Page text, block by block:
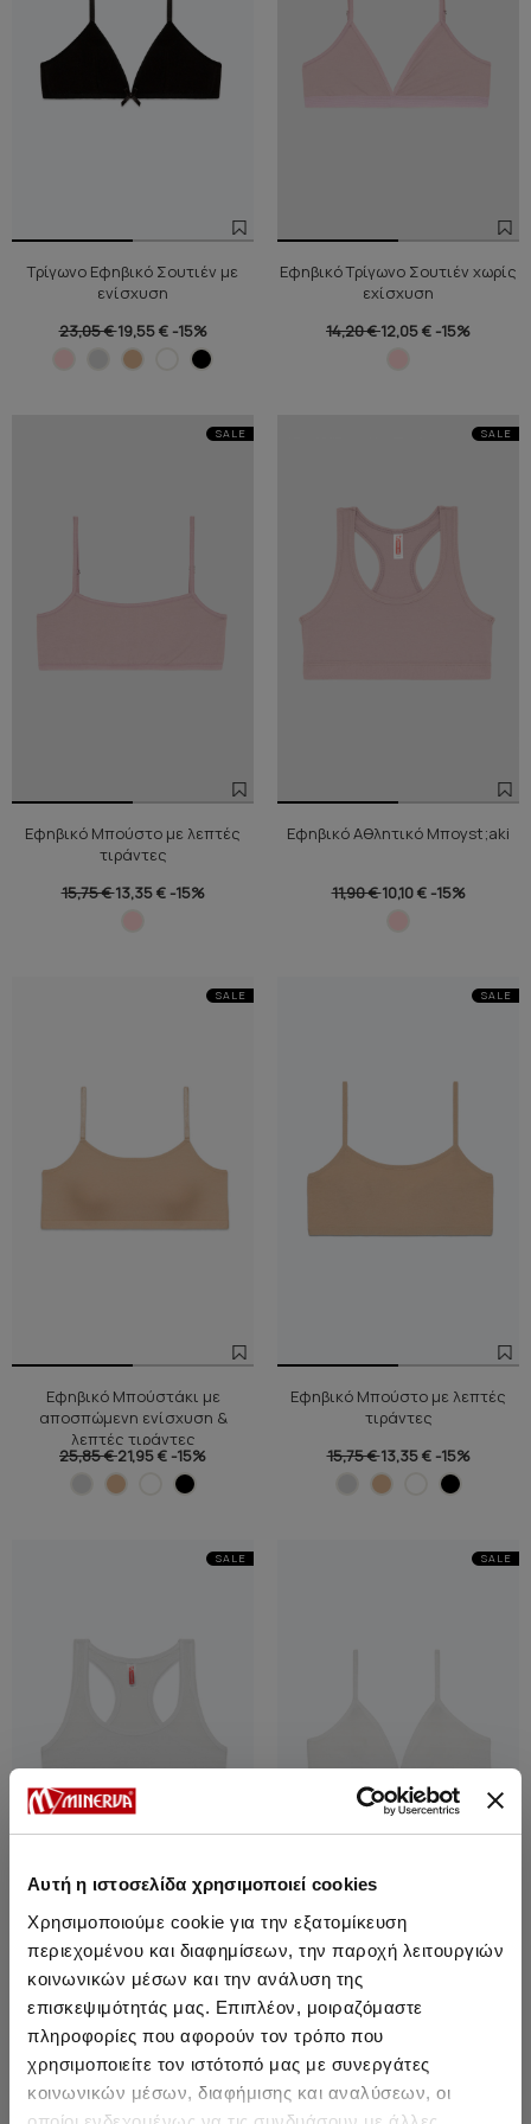
Αυτή η ιστοσελίδα χρησιμοποιεί cookies
Χρησιμοποιούμε cookie για την εξατομίκευση
περιεχομένου και διαφημίσεων, την παροχή λειτουργιών
κοινωνικών μέσων και την ανάλυση της
επισκεψιμότητάς μας. Επιπλέον, μοιραζόμαστε
πληροφορίες που αφορούν τον τρόπο που
χρησιμοποιείτε τον ιστότοπό μας με συνεργάτες
κοινωνικών μέσων, διαφήμισης και αναλύσεων, οι
Τρίγωνο Εφηβικό Σουτιέν με
ενίσχυση
23,05 €19,55 € -15%
Εφηβικό Τρίγωνο Σουτιέν χωρίς
εχίσχυση
14,20 €12,05 € -15%
SALE
Εφηβικό Μπούστο με λεπτές
τιράντες
15,75 €13,35 € -15%
SALE
Εφηβικό Αθλητικό Μποyst;aki
11,90 €10,10 € -15%
SALE
Εφηβικό Μπούστάκι με
αποσπώμενη ενίσχυση &
λεπτές τιράντες
25,85 €21,95 € -15%
SALE
Εφηβικό Μπούστο με λεπτές
τιράντες
15,75 €13,35 € -15%
SALE
Εφηβικό Αθλητικό Μποyst;aki
11,90 €10,10 €-15%
SALE
Εφηβικό Τρίγωνο Σουτιέν χωρίς
14,20 €12,05 €
SALE